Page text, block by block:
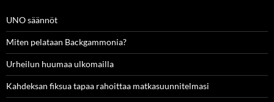
UNO säännöt
Miten pelataan Backgammonia?
Urheilun huumaa ulkomailla
Kahdeksan fiksua tapaa rahoittaa matkasuunnitelmasi